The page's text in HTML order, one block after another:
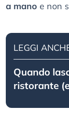
a mano e non
LEGGI
Quando
ristorante